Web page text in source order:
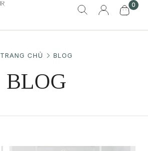
0
BLOG
TRANG CHỦ BLOG